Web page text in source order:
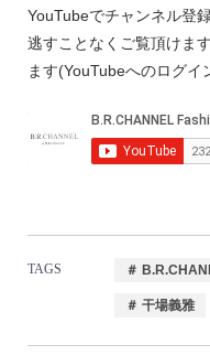
YouTubeでチャンネル登
逃すことなくご覧頂けま
ます(YouTubeへのログイ
TAGS ＃
＃ 干場義雅